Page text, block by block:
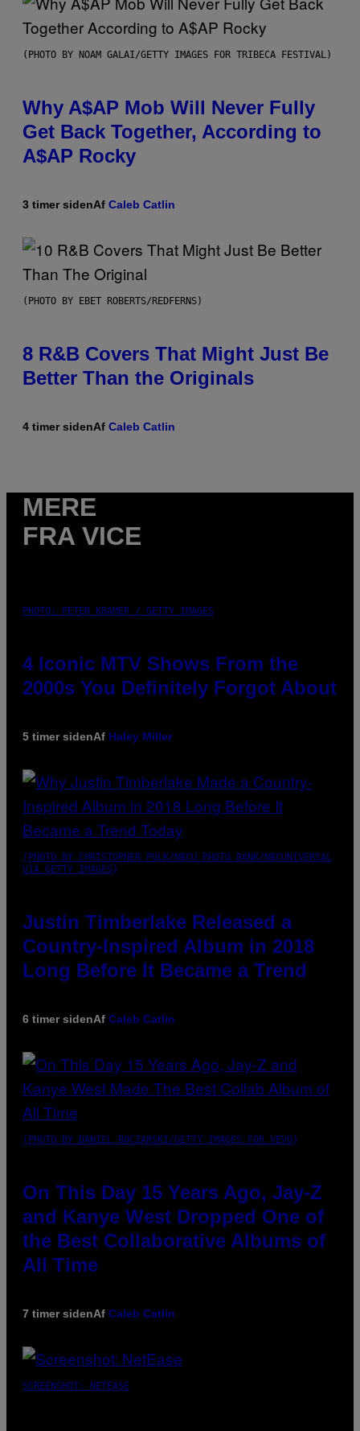
(PHOTO BY NOAM GALAI/GETTY IMAGES FOR TRIBECA FESTIVAL)
Why A$AP Mob Will Never Fully
Get Back Together, According to
A$AP Rocky
3 timer sidenAf Caleb Catlin
(PHOTO BY EBET ROBERTS/REDFERNS)
8 R&B Covers That Might Just Be
Better Than the Originals
4 timer sidenAf Caleb Catlin
MERE
FRA VICE
PHOTO: PETER KRAMER / GETTY IMAGES
4 Iconic MTV Shows From the
2000s You Definitely Forgot About
5 timer sidenAf Haley Miller
(PHOTO BY CHRISTOPHER POLK/NBCU PHOTO BANK/NBCUNIVERSAL
VIA GETTY IMAGES)
Justin Timberlake Released a
Country-Inspired Album in 2018
Long Before It Became a Trend
6 timer sidenAf Caleb Catlin
(PHOTO BY DANIEL BOCZARSKI/GETTY IMAGES FOR VEVO)
On This Day 15 Years Ago, Jay-Z
and Kanye West Dropped One of
the Best Collaborative Albums of
All Time
7 timer sidenAf Caleb Catlin
SCREENSHOT: NETEASE